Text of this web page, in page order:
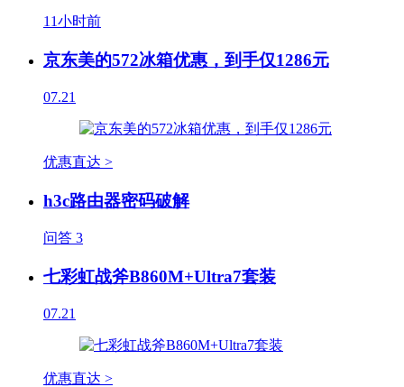
11小时前
京东美的572冰箱优惠，到手仅1286元
07.21
优惠直达 >
h3c路由器密码破解
问答 3
七彩虹战斧B860M+Ultra7套装
07.21
优惠直达 >